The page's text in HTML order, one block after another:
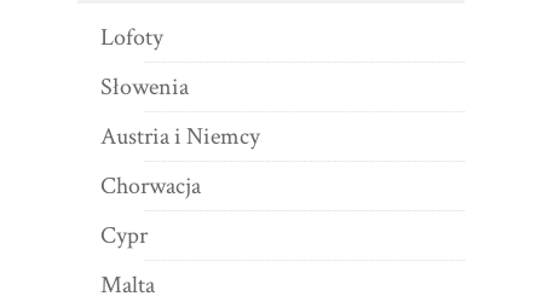
Lofoty
Słowenia
Austria i Niemcy
Chorwacja
Cypr
Malta